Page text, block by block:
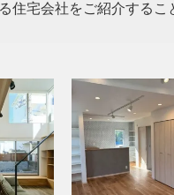
住宅会社をご紹介するこ